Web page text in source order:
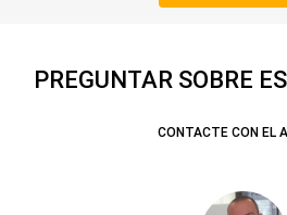
PREGUNTAR SOBRE
CONTACTE CON EL